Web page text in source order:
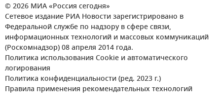
© 2026 МИА «Россия сегодня»
Сетевое издание РИА Новости зарегистрировано в
Федеральной службе по надзору в сфере связи,
информационных технологий и массовых коммуникаций
(Роскомнадзор) 08 апреля 2014 года.
Политика использования Cookie и автоматического
логирования
Политика конфиденциальности (ред. 2023 г.)
Правила применения рекомендательных технологий